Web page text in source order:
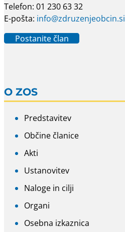
Telefon: 01 230 63 32
E-pošta: info@zdruzenjeobcin.si
Postanite član
O ZOS
Predstavitev
Občine članice
Akti
Ustanovitev
Naloge in cilji
Organi
Osebna izkaznica